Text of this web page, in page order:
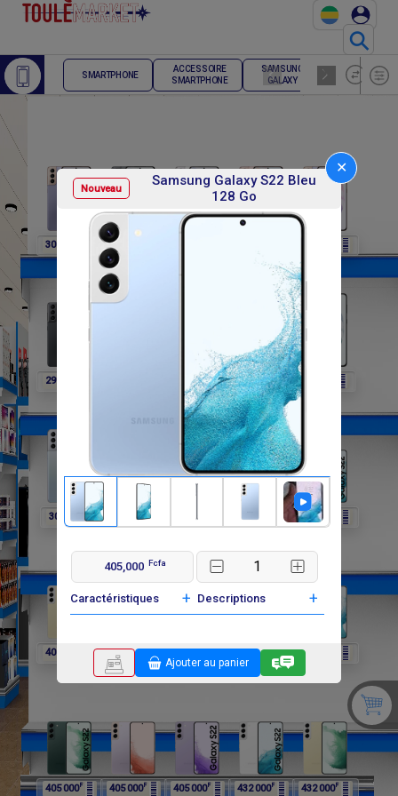
⚲
Nouveau
Samsung Galaxy S22 Bleu
128 Go
✕
405,000 Fcfa
Caractéristiques + Descriptions +
Ajouter au panier
SMARTPHONE
ACCESSOIRE
SMARTPHONE
SAMSUNG
GALAXY
TELEPHONE
FIXE
307 800 307 800
291 600 291 600F 302 400F 302 400
302 400 F 297 000F 297 000 297 000 405 000
405 000 405 000 F F 405 000F 405 000
405 000F 405 000F 405 000F 432 000F 432 000F